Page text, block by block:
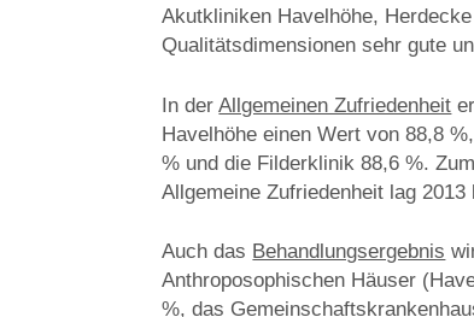
Akutkliniken Havelhöhe,
Qualitätsdimensionen sehr gute
In derAllgemeinen Zufriedenheit
Havelhöhe einen Wert von 88,8
% und die Filderklinik 88,6 %.
Allgemeine Zufriedenheit lag
Auch das Behandlungsergebnis
Anthroposophischen Häuser
%, das